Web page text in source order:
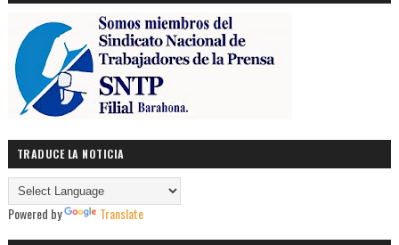
TRADUCE LA NOTICIA
Powered by Translate